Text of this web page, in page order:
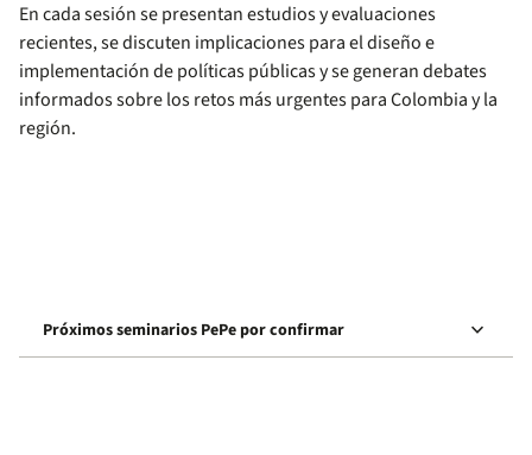
En cada sesión se presentan estudios y evaluaciones
recientes, se discuten implicaciones para el diseño e
implementación de políticas públicas y se generan debates
informados sobre los retos más urgentes para Colombia y la
región.
Próximos seminarios PePe por confirmar keyboard_arrow_down